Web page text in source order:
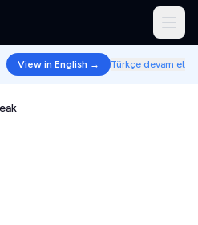
View in English → Türkçe devam et